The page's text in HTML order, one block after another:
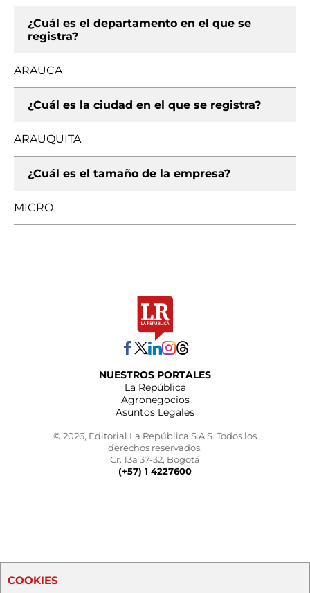
¿Cuál es el departamento en el que se
registra?
ARAUCA
¿Cuál es la ciudad en el que se registra?
ARAUQUITA
¿Cuál es el tamaño de la empresa?
MICRO
NUESTROS PORTALES
La República
Agronegocios
Asuntos Legales
© 2026, Editorial La República S.A.S. Todos los
derechos reservados.
Cr. 13a 37-32, Bogotá
(+57) 1 4227600
COOKIES